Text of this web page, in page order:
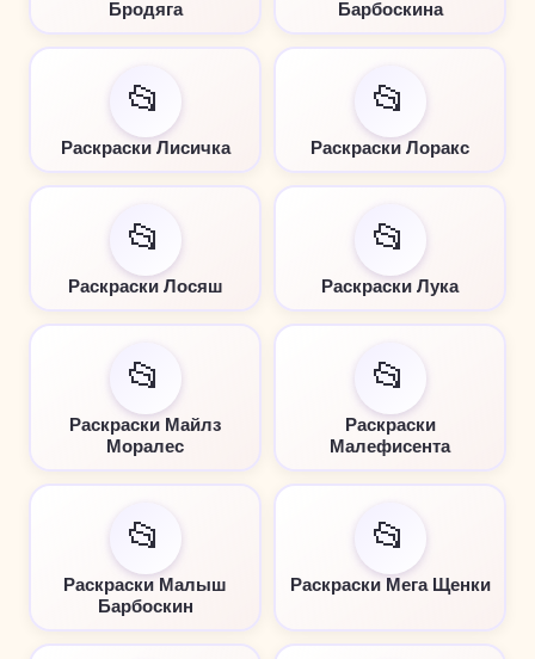
Бродяга
Барбоскина
📂
Раскраски Лисичка
📂
Раскраски Лоракс
📂
Раскраски Лосяш
📂
Раскраски Лука
📂
Раскраски Майлз
Моралес
📂
Раскраски
Малефисента
📂
Раскраски Малыш
Барбоскин
📂
Раскраски Мега Щенки